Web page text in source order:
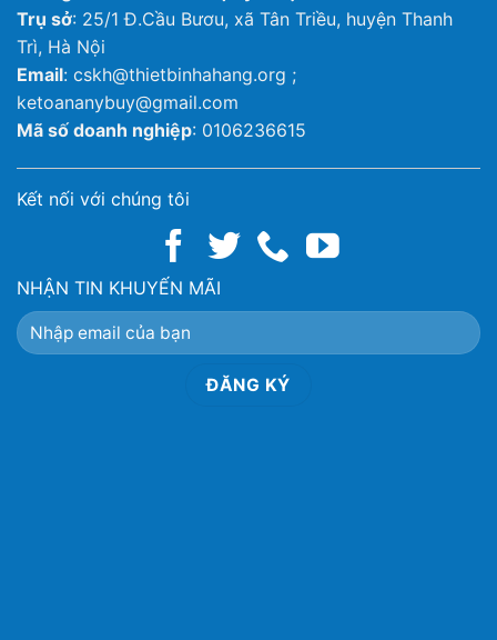
Trụ sở: 25/1 Đ.Cầu Bươu, xã Tân Triều, huyện Thanh
Trì, Hà Nội
Email: cskh@thietbinhahang.org ;
ketoananybuy@gmail.com
Mã số doanh nghiệp: 0106236615
Kết nối với chúng tôi
NHẬN TIN KHUYẾN MÃI